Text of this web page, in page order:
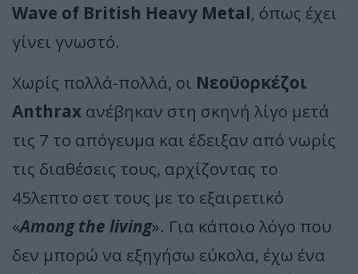
Wave of British Heavy Metal, όπως έχει
γίνει γνωστό.
Χωρίς πολλά-πολλά, οι Νεοϋορκέζοι
Anthrax ανέβηκαν στη σκηνή λίγο μετά
τις 7 το απόγευμα και έδειξαν από νωρίς
τις διαθέσεις τους, αρχίζοντας το
45λεπτο σετ τους με το εξαιρετικό
«Among the living». Για κάποιο λόγο που
δεν μπορώ να εξηγήσω εύκολα, έχω ένα